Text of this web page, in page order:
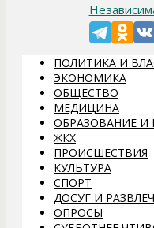
ПОЛИТИКА И
ЭКОНОМИКА
ОБЩЕСТВО
МЕДИЦИНА
ОБРАЗОВАНИЕ И
ЖКХ
ПРОИСШЕСТВИЯ
КУЛЬТУРА
СПОРТ
ДОСУГ И
ОПРОСЫ